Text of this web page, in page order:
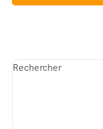
Rechercher